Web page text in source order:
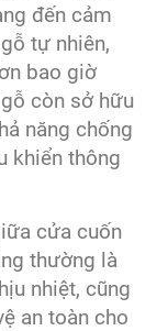
đến cảm
tự nhiên,
bao giờ
còn sở hữu
năng chống
khiển thông
cửa cuốn
thường là
nhiệt, cũng
an toàn cho